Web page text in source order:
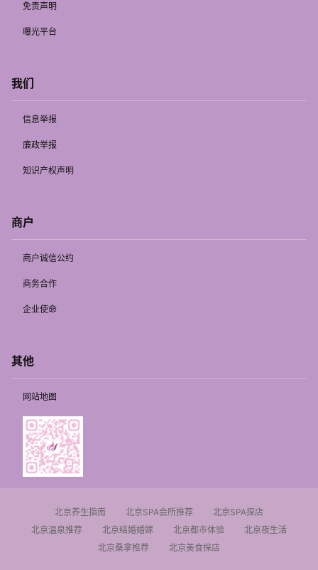
免责声明
曝光平台
我们
信息举报
廉政举报
知识产权声明
商户
商户诚信公约
商务合作
企业使命
其他
网站地图
北京养生指南 北京SPA会所推荐
北京SPA探店
北京温泉推荐
北京结婚婚嫁 北京都市体验
北京夜生活
北京桑拿推荐
北京美食探店